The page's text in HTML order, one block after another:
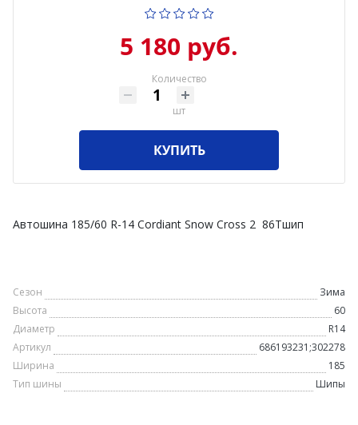
5 180 руб.
Количество
шт
КУПИТЬ
Автошина 185/60 R-14 Cordiant Snow Cross 2 86Тшип
Сезон
Зима
Высота
60
Диаметр
R14
Артикул
686193231;302278
Ширина
185
Тип шины
Шипы